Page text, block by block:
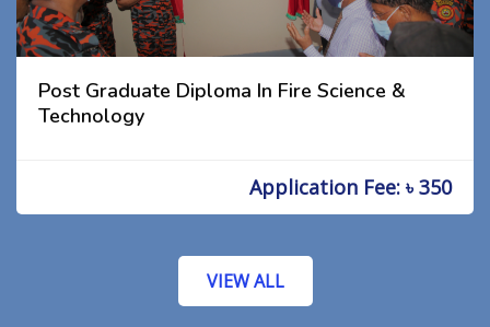
Post Graduate Diploma In Fire Science &
Technology
Application Fee: ৳ 350
VIEW ALL